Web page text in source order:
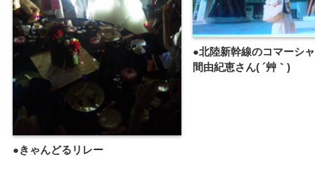
●きゃんどるリレー
●北陸新幹線のコマーシ
間由紀恵さん( ´艸｀)